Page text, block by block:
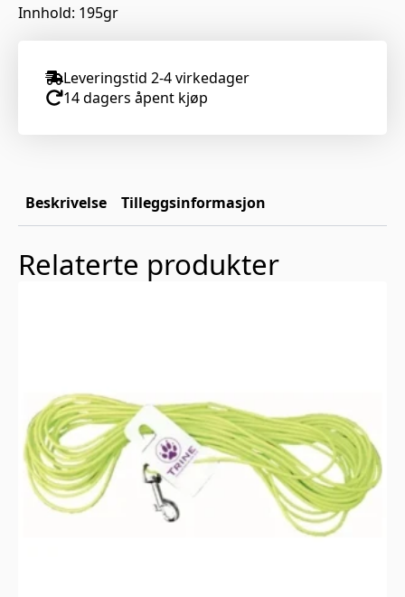
Innhold: 195gr
Leveringstid 2-4 virkedager
14 dagers åpent kjøp
Beskrivelse Tilleggsinformasjon
Relaterte produkter